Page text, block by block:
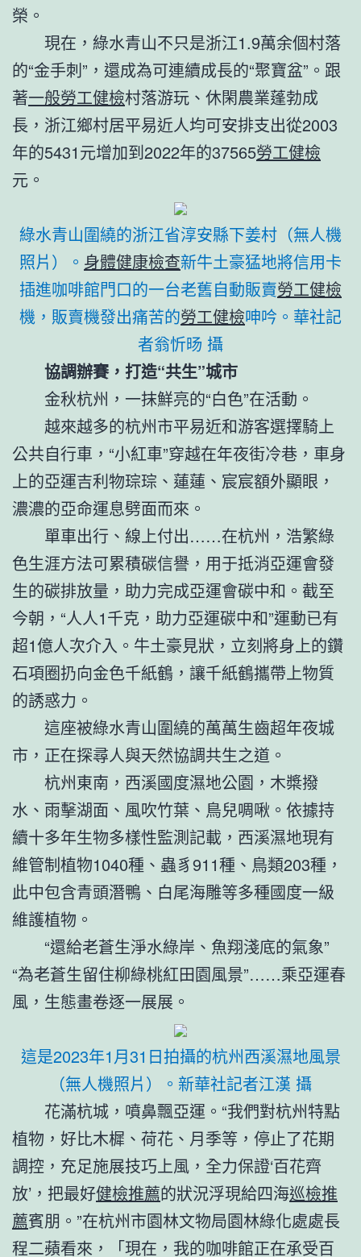
榮。
現在，綠水青山不只是浙江1.9萬余個村落
的“金手刺”，還成為可連續成長的“聚寶盆”。跟
著一般勞工健檢村落游玩、休閑農業蓬勃成
長，浙江鄉村居平易近人均可安排支出從2003
年的5431元增加到2022年的37565勞工健檢
元。
綠水青山圍繞的浙江省淳安縣下姜村（無人機
照片）。 身體健康檢查新牛土豪猛地將信用卡
插進咖啡館門口的一台老舊自動販賣勞工健檢
機，販賣機發出痛苦的勞工健檢呻吟。華社記
者翁忻旸 攝
協調辦賽，打造“共生”城市
金秋杭州，一抹鮮亮的“白色”在活動。
越來越多的杭州市平易近和游客選擇騎上
公共自行車，“小紅車”穿越在年夜街冷巷，車身
上的亞運吉利物琮琮、蓮蓮、宸宸額外顯眼，
濃濃的亞命運息劈面而來。
單車出行、線上付出……在杭州，浩繁綠
色生涯方法可累積碳信譽，用于抵消亞運會發
生的碳排放量，助力完成亞運會碳中和。截至
今朝，“人人1千克，助力亞運碳中和”運動已有
超1億人次介入。牛土豪見狀，立刻將身上的鑽
石項圈扔向金色千紙鶴，讓千紙鶴攜帶上物質
的誘惑力。
這座被綠水青山圍繞的萬萬生齒超年夜城
市，正在探尋人與天然協調共生之道。
杭州東南，西溪國度濕地公園，木槳撥
水、雨擊湖面、風吹竹葉、鳥兒啁啾。依據持
續十多年生物多樣性監測記載，西溪濕地現有
維管制植物1040種、蟲豸911種、鳥類203種，
此中包含青頭潛鴨、白尾海雕等多種國度一級
維護植物。
“還給老蒼生淨水綠岸、魚翔淺底的氣象”
“為老蒼生留住柳綠桃紅田園風景”……乘亞運春
風，生態畫卷逐一展展。
這是2023年1月31日拍攝的杭州西溪濕地風景
（無人機照片）。 新華社記者江漢 攝
花滿杭城，噴鼻飄亞運。“我們對杭州特點
植物，好比木樨、荷花、月季等，停止了花期
調控，充足施展技巧上風，全力保證‘百花齊
放’，把最好健檢推薦的狀況浮現給四海巡檢推
薦賓朋。”在杭州市園林文物局園林綠化處處長
程二蘋看來，「現在，我的咖啡館正在承受百